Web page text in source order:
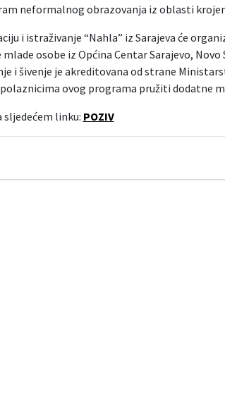
neformalnog obrazovanja iz oblasti
i istraživanje “Nahla” iz Sarajeva će
osobe iz Općina Centar Sarajevo,
i šivenje je akreditovana od strane
polaznicima ovog programa pružiti dodatne
sljedećem linku: POZIV